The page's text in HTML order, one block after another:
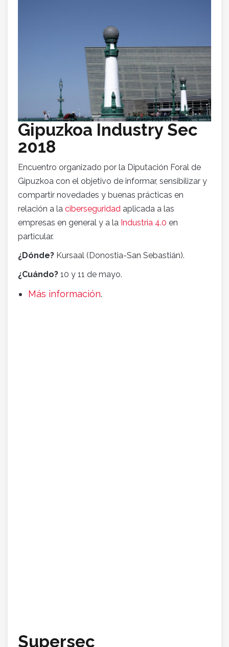
Gipuzkoa Industry Sec
2018
Encuentro organizado por la Diputación Foral de
Gipuzkoa con el objetivo de informar, sensibilizar y
compartir novedades y buenas prácticas en
relación a la ciberseguridad aplicada a las
empresas en general y a la Industria 4.0 en
particular.
¿Dónde? Kursaal (Donostia-San Sebastián).
¿Cuándo? 10 y 11 de mayo.
Más información.
Supersec